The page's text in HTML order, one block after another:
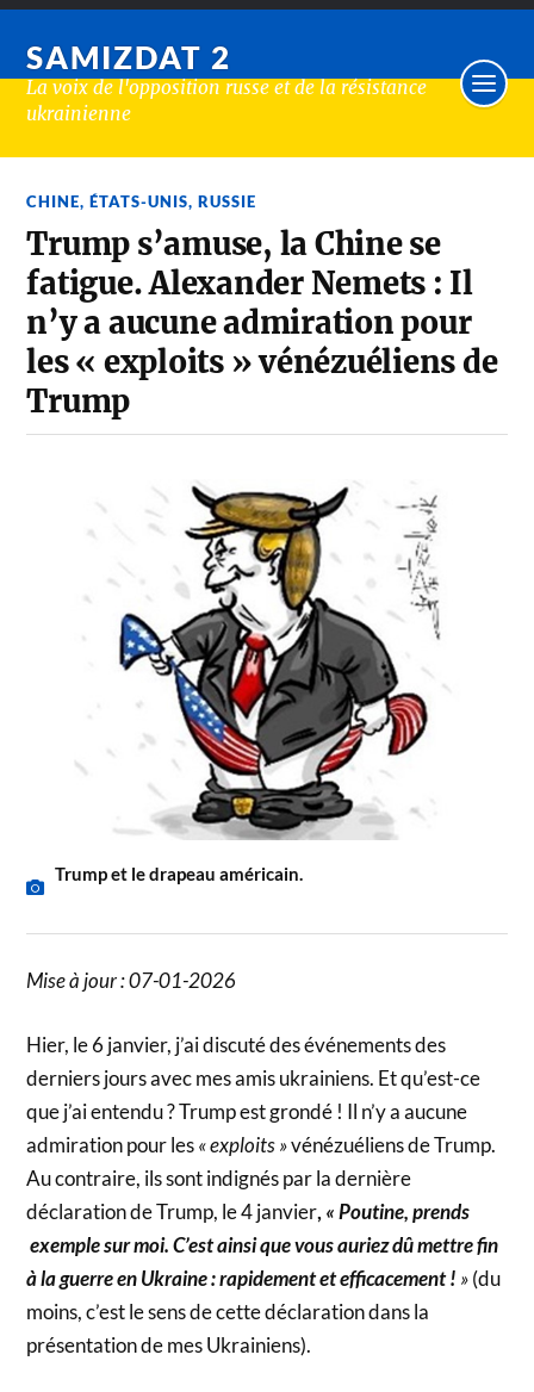
SAMIZDAT 2
La voix de l'opposition russe et de la résistance
ukrainienne
CHINE,ÉTATS-UNIS,RUSSIE
Trump s’amuse, la Chine se
fatigue. Alexander Nemets : Il
n’y a aucune admiration pour
les « exploits » vénézuéliens de
Trump
Trump et le drapeau américain.
Mise à jour : 07-01-2026
Hier, le 6 janvier, j’ai discuté des événements des
derniers jours avec mes amis ukrainiens. Et qu’est-ce
que j’ai entendu ? Trump est grondé ! Il n’y a aucune
admiration pour les« exploits »vénézuéliens de Trump.
Au contraire, ils sont indignés par la dernière
déclaration de Trump, le 4 janvier, « Poutine, prends
exemple sur moi. C’est ainsi que vous auriez dû mettre fin
à la guerre en Ukraine : rapidement et efficacement ! »(du
moins, c’est le sens de cette déclaration dans la
présentation de mes Ukrainiens).